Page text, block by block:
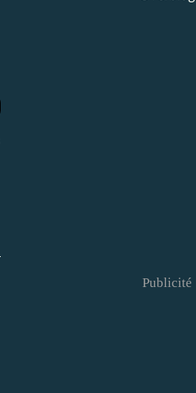
Publicité